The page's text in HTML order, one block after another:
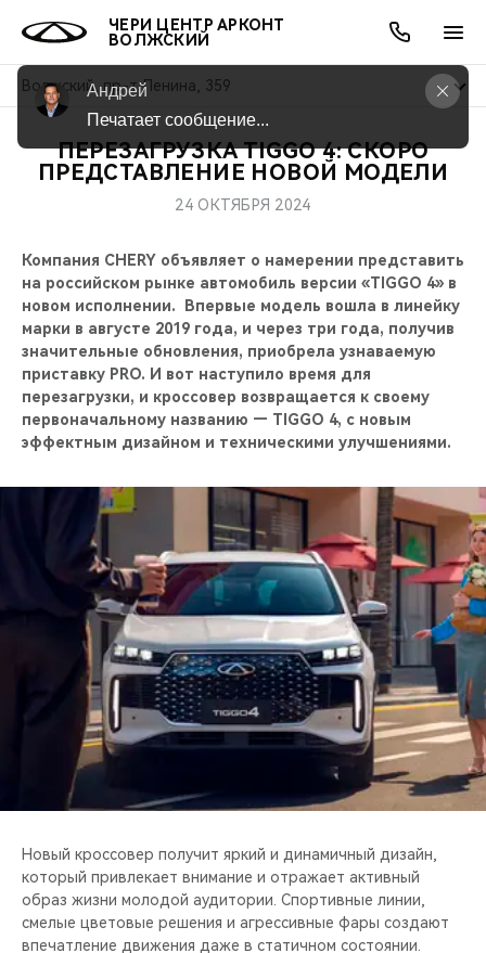
ЧЕРИ ЦЕНТР АРКОНТ
ВОЛЖСКИЙ
Волжский, пр-т Ленина, 359
МОДЕЛИ
КРОССОВЕРЫ
СЕДАНЫ
НОВИНКИ
ПОКУПАТЕЛЯМ
КРЕДИТ И СТРАХОВАНИЕ
ВЛАДЕЛЬЦАМ
ЗАПЧАСТИ И АКСЕССУАРЫ
ПОДДЕРЖКА
CHERY CONNECT
МИР CHERY
О БРЕНДЕ
CHERY В СОЦСЕТЯХ
ЛЮДИ CHERY
БЛАГОТВОРИТЕЛЬНОСТЬ
CHERY REMOTE
CHERY И СПОРТ
НАШИ МЕРОПРИЯТИЯ
ВИДЕООБЗОРЫ
CHERY ДЛЯ ДЕТЕЙ
АКЦИИ
ОНЛАЙН СЕРВИСЫ
КРЕДИТ
О КОМПАНИИ
МЫ В СОЦСЕТЯХ
ПЕРЕЗАГРУЗКА TIGGO 4: СКОРО
ПРЕДСТАВЛЕНИЕ НОВОЙ МОДЕЛИ
24 ОКТЯБРЯ 2024
Компания CHERY объявляет о намерении представить
на российском рынке автомобиль версии «TIGGO 4» в
новом исполнении. Впервые модель вошла в линейку
марки в августе 2019 года, и через три года, получив
значительные обновления, приобрела узнаваемую
приставку PRO. И вот наступило время для
перезагрузки, и кроссовер возвращается к своему
первоначальному названию — TIGGO 4, с новым
эффектным дизайном и техническими улучшениями.
Новый кроссовер получит яркий и динамичный дизайн,
который привлекает внимание и отражает активный
образ жизни молодой аудитории. Спортивные линии,
смелые цветовые решения и агрессивные фары создают
впечатление движения даже в статичном состоянии.
Андрей
Печатает сообщение...